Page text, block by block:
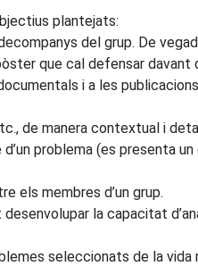
plantejats:
del grup. De
que cal defensar davant
i a les
de manera contextual i
problema (es presenta
els membres d’un grup.
la capacitat
seleccionats de la vida